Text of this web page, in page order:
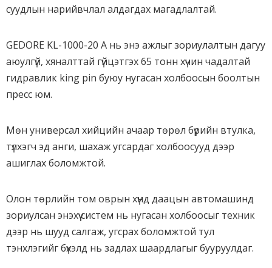
суудлын нарийвчлал алдагдах магадлалтай.
GEDORE KL-1000-20 A нь энэ ажлыг зориулалтын дагуу
аюулгүй, хяналттай гүйцэтгэх 65 тонн хүчин чадалтай
гидравлик king pin буюу нугасан холбоосын боолтын
пресс юм.
Мөн универсал хийцийн ачаар төрөл бүрийн втулка,
түлхэгч эд анги, шахаж угсардаг холбоосууд дээр
ашиглах боломжтой.
Олон төрлийн том оврын хүнд даацын автомашинд
зориулсан энэхүү систем нь нугасан холбоосыг техник
дээр нь шууд салгаж, угсрах боломжтой тул
тэнхлэгийг бүхэлд нь задлах шаардлагыг бууруулдаг.